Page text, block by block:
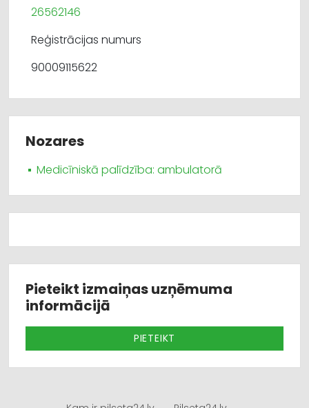
26562146
Reģistrācijas numurs
90009115622
Nozares
Medicīniskā palīdzība: ambulatorā
Pieteikt izmaiņas uzņēmuma
informācijā
PIETEIKT